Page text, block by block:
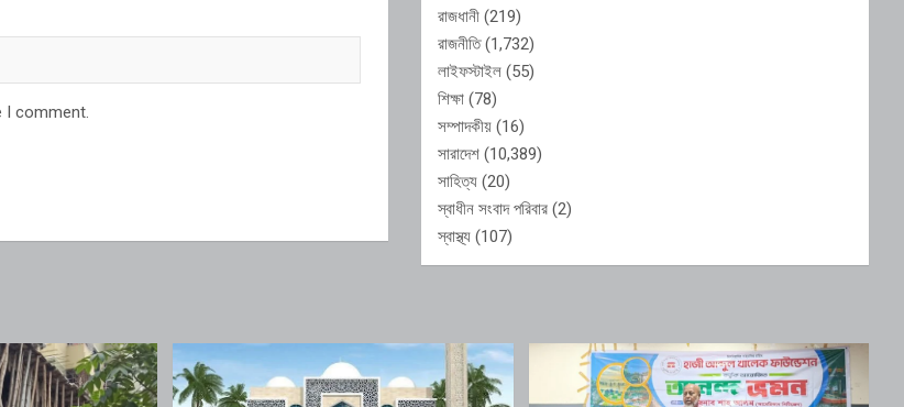
I comment.
রাজধানী (219)
রাজনীতি(1,732)
লাইফস্টাইল (55)
শিক্ষা (78)
সম্পাদকীয় (16)
সারাদেশ (10,389)
সাহিত্য (20)
স্বাধীন সংবাদ পরিবার (2)
স্বাস্থ্য (107)